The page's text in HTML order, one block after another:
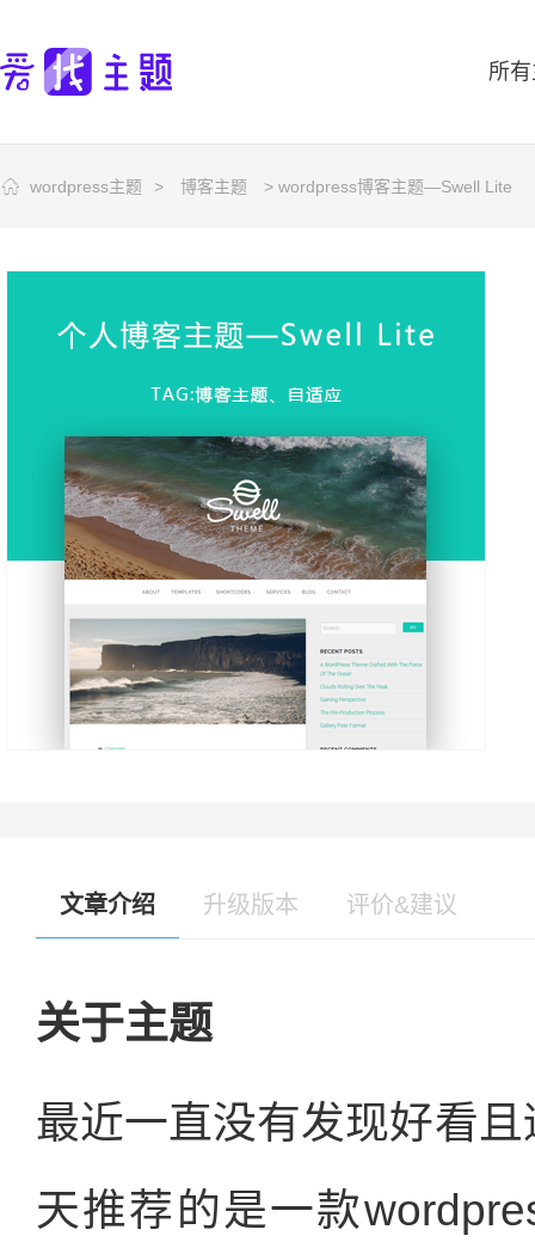
所
wordpress主题 > 博客主题 > wordpress博客主题—Swell Lite
文章介绍 升级版本 评价&建议
关于主题
最近一直没有发现好看
天推荐的是一款